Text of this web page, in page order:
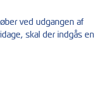
ved udgangen af
skal der indgås en